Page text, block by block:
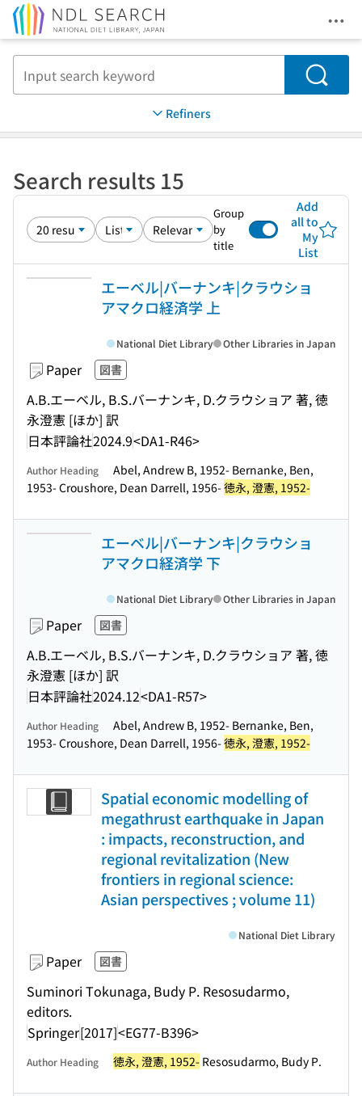
Search
Refiners
Search results 15
Group
by
title
Add
all to
My
List
エーベル|バーナンキ|クラウショ
アマクロ経済学 上
Paper 図書
A.B.エーベル, B.S.バーナンキ, D.クラウショア 著, 徳
永澄憲 [ほか] 訳
日本評論社2024.9<DA1-R46>
National Diet Library Other Libraries in Japan
Author Heading
Abel, Andrew B, 1952- Bernanke, Ben,
1953- Croushore, Dean Darrell, 1956-徳永, 澄憲, 1952-
エーベル|バーナンキ|クラウショ
アマクロ経済学 下
Paper 図書
A.B.エーベル, B.S.バーナンキ, D.クラウショア 著, 徳
永澄憲 [ほか] 訳
日本評論社2024.12<DA1-R57>
National Diet Library Other Libraries in Japan
Author Heading
Abel, Andrew B, 1952- Bernanke, Ben,
1953- Croushore, Dean Darrell, 1956-徳永, 澄憲, 1952-
Spatial economic modelling of
megathrust earthquake in Japan
: impacts, reconstruction, and
regional revitalization (New
frontiers in regional science:
Asian perspectives ; volume 11)
Paper 図書
Suminori Tokunaga, Budy P. Resosudarmo,
editors.
Springer[2017]<EG77-B396>
National Diet Library
Author Heading 徳永, 澄憲, 1952- Resosudarmo, Budy P.